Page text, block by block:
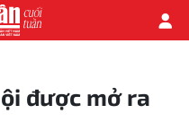
được mở ra